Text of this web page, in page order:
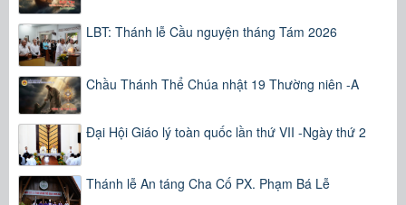
LBT: Thánh lễ Cầu nguyện tháng Tám 2026
Chầu Thánh Thể Chúa nhật 19 Thường niên -A
Đại Hội Giáo lý toàn quốc lần thứ VII -Ngày thứ 2
Thánh lễ An táng Cha Cố PX. Phạm Bá Lễ